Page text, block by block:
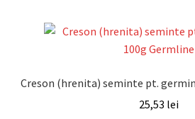
Creson (hrenita) seminte pt.
25,53 lei